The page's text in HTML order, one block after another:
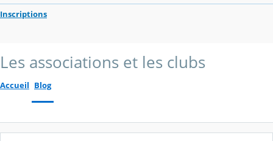
Inscriptions
Les associations et les clubs
Accueil Blog